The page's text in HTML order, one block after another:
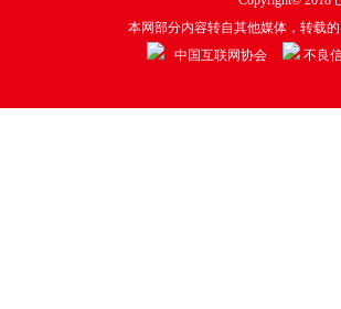
本网部分内容转自其他媒体，转载